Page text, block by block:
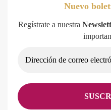
Nuevo
Regístrate a nuestra